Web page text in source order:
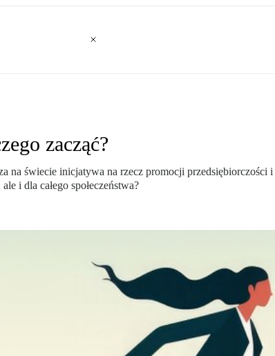
zacząć?
świecie inicjatywa na rzecz promocji
i dla całego społeczeństwa?